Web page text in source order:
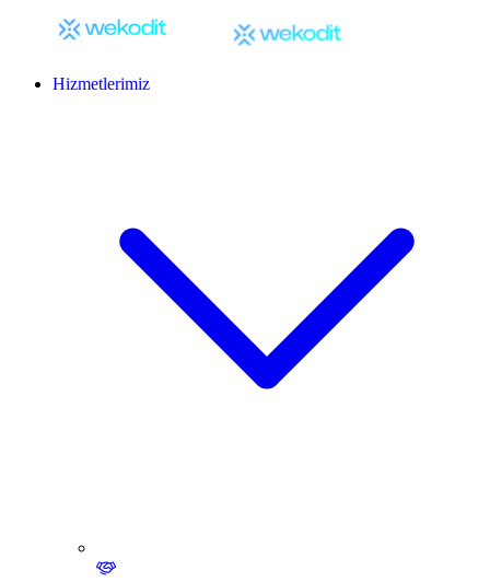
Hizmetlerimiz